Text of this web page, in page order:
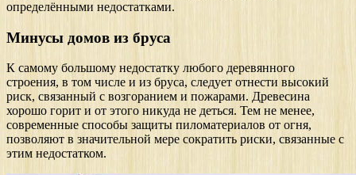
определёнными недостатками.
Минусы домов из бруса
К самому большому недостатку любого деревянного
строения, в том числе и из бруса, следует отнести высокий
риск, связанный с возгоранием и пожарами. Древесина
хорошо горит и от этого никуда не деться. Тем не менее,
современные способы защиты пиломатериалов от огня,
позволяют в значительной мере сократить риски, связанные с
этим недостатком.